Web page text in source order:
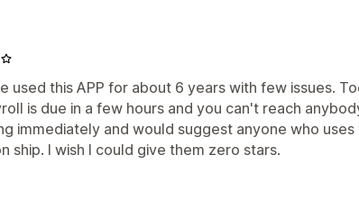
used this APP for about 6 years with few issues.
is due in a few hours and you can't reach
immediately and would suggest anyone who
ship. I wish I could give them zero stars.